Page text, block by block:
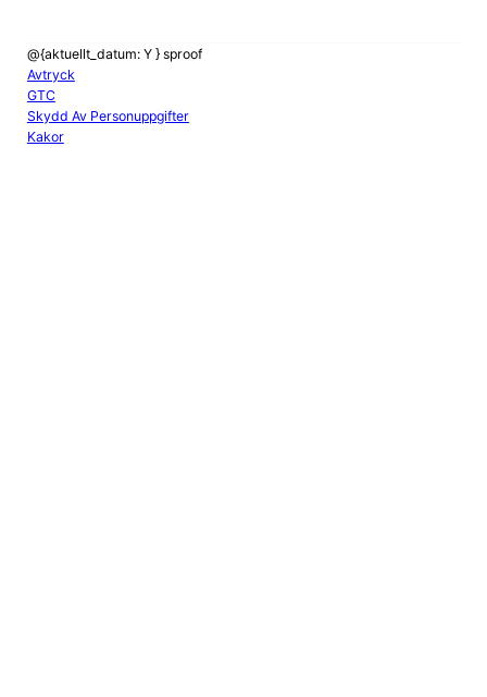
@{aktuellt_datum: Y } sproof
Avtryck
GTC
Skydd Av Personuppgifter
Kakor